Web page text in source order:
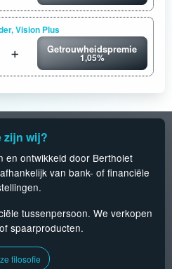
Vision Plus
Getrouwheidspremie
1,05%
zijn wij?
en ontwikkeld door Bertholet
van bank- of financiële
tussenpersoon. We verkopen
spaarproducten.
filosofie